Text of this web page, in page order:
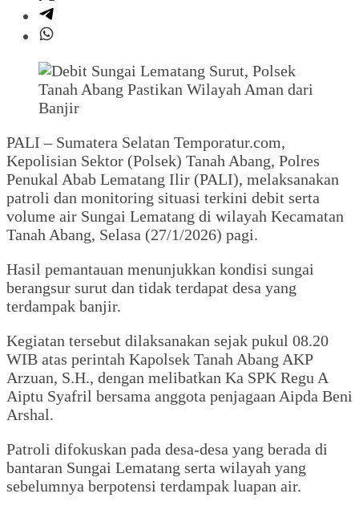
PALI – Sumatera Selatan Temporatur.com,
Kepolisian Sektor (Polsek) Tanah Abang, Polres
Penukal Abab Lematang Ilir (PALI), melaksanakan
patroli dan monitoring situasi terkini debit serta
volume air Sungai Lematang di wilayah Kecamatan
Tanah Abang, Selasa (27/1/2026) pagi.
Hasil pemantauan menunjukkan kondisi sungai
berangsur surut dan tidak terdapat desa yang
terdampak banjir.
Kegiatan tersebut dilaksanakan sejak pukul 08.20
WIB atas perintah Kapolsek Tanah Abang AKP
Arzuan, S.H., dengan melibatkan Ka SPK Regu A
Aiptu Syafril bersama anggota penjagaan Aipda Beni
Arshal.
Patroli difokuskan pada desa-desa yang berada di
bantaran Sungai Lematang serta wilayah yang
sebelumnya berpotensi terdampak luapan air.